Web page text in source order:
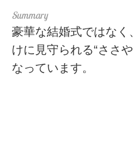
豪華な結婚式ではな
けに見守られる“ささ
なっています。